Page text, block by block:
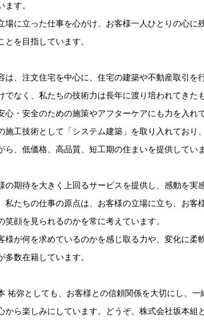
ます。
場に立った仕事を心がけ、お客様一人ひとりの心に
とを目指しています。
は、注文住宅を中心に、住宅の建築や不動産取引を
でなく、私たちの技術力は長年に渡り培われてきた
心・安全のための施策やアフターケアにも力を入れ
施工技術として「システム建築」を取り入れており
ら、低価格、高品質、短工期の住まいを提供していま
の期待を大きく上回るサービスを提供し、感動を実
私たちの仕事の原点は、お客様の立場に立ち、お客
笑顔を見られるのかを常に考えています。
様が何を求めているのかを感じ取る力や、変化に柔
多数在籍しています。
祐弥としても、お客様との信頼関係を大切にし、一
から楽しみにしています。どうぞ、株式会社坂本組